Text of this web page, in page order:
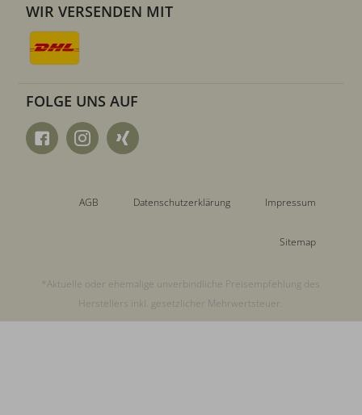
WIR VERSENDEN MIT
FOLGE UNS AUF
AGB Datenschutzerklärung Impressum
Sitemap
*Aktuelle oder ehemalige unverbindliche Preisempfehlung des
Herstellers inkl. gesetzlicher Mehrwertsteuer.